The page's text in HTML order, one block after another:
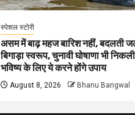
स्पेशल स्टोरी
असम में बाढ़ महज बारिश नहीं, बदलती
बिगाड़ा स्वरूप, चुनावी घोषाणा भी
भविष्य के लिए ये करने होंगे उपाय
August 8, 2026 Bhanu Bangwal